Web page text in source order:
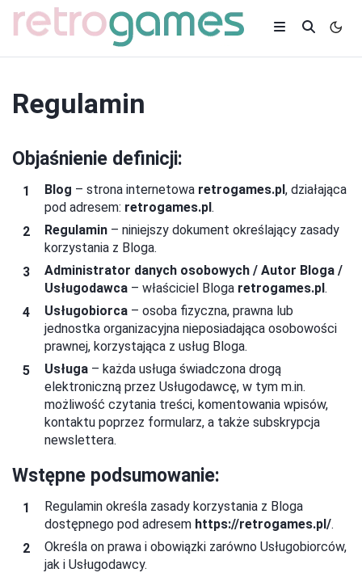
Regulamin
Objaśnienie definicji:
Blog – strona internetowa retrogames.pl, działająca
pod adresem: retrogames.pl.
Regulamin – niniejszy dokument określający zasady
korzystania z Bloga.
Administrator danych osobowych / Autor Bloga /
Usługodawca – właściciel Bloga retrogames.pl.
Usługobiorca – osoba fizyczna, prawna lub
jednostka organizacyjna nieposiadająca osobowości
prawnej, korzystająca z usług Bloga.
Usługa – każda usługa świadczona drogą
elektroniczną przez Usługodawcę, w tym m.in.
możliwość czytania treści, komentowania wpisów,
kontaktu poprzez formularz, a także subskrypcja
newslettera.
Wstępne podsumowanie:
Regulamin określa zasady korzystania z Bloga
dostępnego pod adresem https://retrogames.pl/.
Określa on prawa i obowiązki zarówno Usługobiorców,
jak i Usługodawcy.